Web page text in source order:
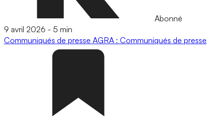
Abonné
9 avril 2026 - 5 min
Communiqués de presse AGRA : Communiqués de presse